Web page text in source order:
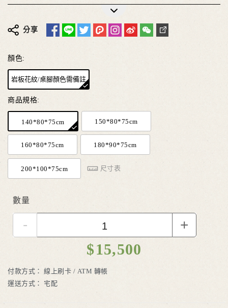
分享
顏色:
岩板花紋/桌腳顏色需備註
商品規格:
140*80*75cm 150*80*75cm
160*80*75cm 180*90*75cm
200*100*75cm 尺寸表
數量
- +
$15,500
付款方式： 線上刷卡 / ATM 轉帳
運送方式：
宅配